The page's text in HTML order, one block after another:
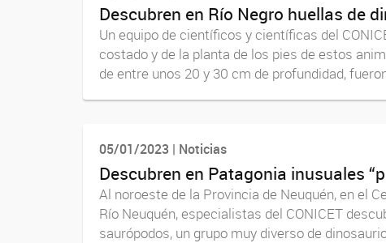
Descubren en Río Negro huellas de
Un equipo de científicos y científicas del
costado y de la planta de los pies de estos
de entre unos 20 y 30 cm de profundidad,
05/01/2023 | Noticias
Descubren en Patagonia inusuales
Al noroeste de la Provincia de Neuquén, en el
Río Neuquén, especialistas del CONICET
saurópodos, un grupo muy diverso de